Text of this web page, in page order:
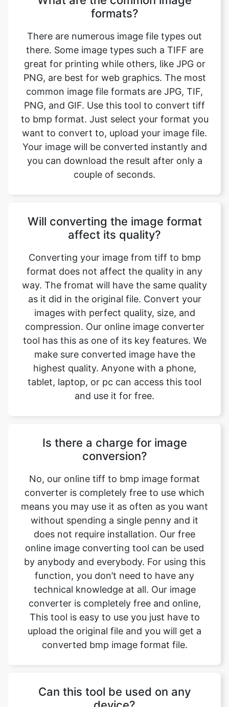
there. Some image types such a TIFF are
great for printing while others, like JPG or
PNG, are best for web graphics. The most
common image file formats are JPG, TIF,
PNG, and GIF. Use this tool to convert tiff
to bmp format. Just select your format you
want to convert to, upload your image file.
Your image will be converted instantly and
you can download the result after only a
couple of seconds.
Will converting the image format
Converting your image from tiff to bmp
format does not affect the quality in any
way. The fromat will have the same quality
as it did in the original file. Convert your
images with perfect quality, size, and
compression. Our online image converter
tool has this as one of its key features. We
make sure converted image have the
highest quality. Anyone with a phone,
tablet, laptop, or pc can access this tool
and use it for free.
Is there a charge for image
No, our online tiff to bmp image format
converter is completely free to use which
means you may use it as often as you want
without spending a single penny and it
does not require installation. Our free
online image converting tool can be used
by anybody and everybody. For using this
function, you don’t need to have any
technical knowledge at all. Our image
converter is completely free and online,
This tool is easy to use you just have to
upload the original file and you will get a
converted bmp image format file.
Can this tool be used on any
The tiff to bmp image converter is a
simple, free, and easy tool. With this simple